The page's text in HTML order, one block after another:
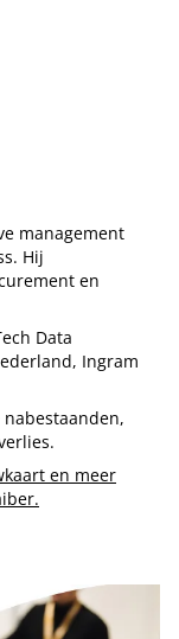
management
Hij
en
Data
Ingram
en meer